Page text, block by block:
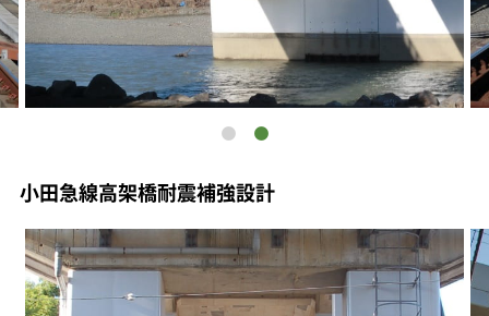
小田急線高架橋耐震補強設計